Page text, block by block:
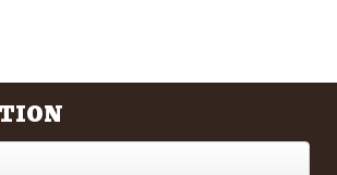
• Gin Mare – Spain